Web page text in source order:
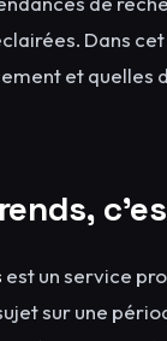
Dans
et quelles
est un service
sur une